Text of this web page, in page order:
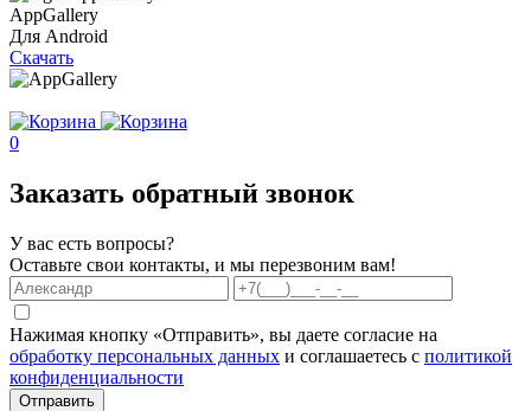
AppGallery
Для Android
Скачать
0
Заказать обратный звонок
У вас есть вопросы?
Оставьте свои контакты, и мы перезвоним вам!
Нажимая кнопку «Отправить», вы даете согласие на
обработку персональных данных и соглашаетесь с политикой
конфиденциальности
Отправить